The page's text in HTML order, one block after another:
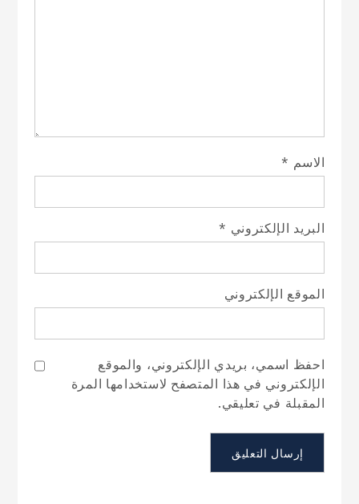
الاسم *
البريد الإلكتروني *
الموقع الإلكتروني
احفظ اسمي، بريدي الإلكتروني، والموقع
الإلكتروني في هذا المتصفح لاستخدامها المرة
المقبلة في تعليقي.